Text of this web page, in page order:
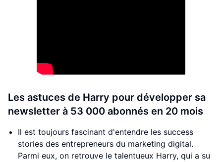
Les astuces de Harry pour développer sa
newsletter à 53 000 abonnés en 20 mois
Il est toujours fascinant d'entendre les success
stories des entrepreneurs du marketing digital.
Parmi eux, on retrouve le talentueux Harry, qui a su